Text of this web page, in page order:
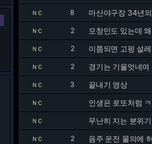
ＮＣ 8 마산야구장 34년
ＮＣ 2 모창민도 있는데
ＮＣ 2 이쯤되면 고펑 설
ＮＣ 2 경기는 기울엇네여
ＮＣ 3 끝내기 영상
ＮＣ
ＮＣ 무난히 지는 분위
ＮＣ 2 음주 운전 물의에